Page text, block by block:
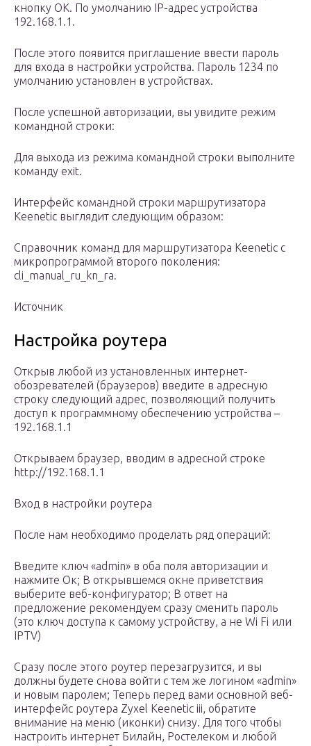
кнопку OK. По умолчанию IP-адрес устройства
192.168.1.1.
После этого появится приглашение ввести пароль
для входа в настройки устройства. Пароль 1234 по
умолчанию установлен в устройствах.
После успешной авторизации, вы увидите режим
командной строки:
Для выхода из режима командной строки выполните
команду exit.
Интерфейс командной строки маршрутизатора
Keenetic выглядит следующим образом:
Справочник команд для маршрутизатора Keenetic с
микропрограммой второго поколения:
cli_manual_ru_kn_ra.
Источник
Настройка роутера
Открыв любой из установленных интернет-
обозревателей (браузеров) введите в адресную
строку следующий адрес, позволяющий получить
доступ к программному обеспечению устройства –
192.168.1.1
Открываем браузер, вводим в адресной строке
http://192.168.1.1
Вход в настройки роутера
После нам необходимо проделать ряд операций:
Введите ключ «admin» в оба поля авторизации и
нажмите Ок; В открывшемся окне приветствия
выберите веб-конфигуратор; В ответ на
предложение рекомендуем сразу сменить пароль
(это ключ доступа к самому устройству, а не Wi Fi или
IPTV)
Сразу после этого роутер перезагрузится, и вы
должны будете снова войти с тем же логином «admin»
и новым паролем; Теперь перед вами основной веб-
интерфейс роутера Zyxel Keenetic iii, обратите
внимание на меню (иконки) снизу. Для того чтобы
настроить интернет Билайн, Ростелеком и любой